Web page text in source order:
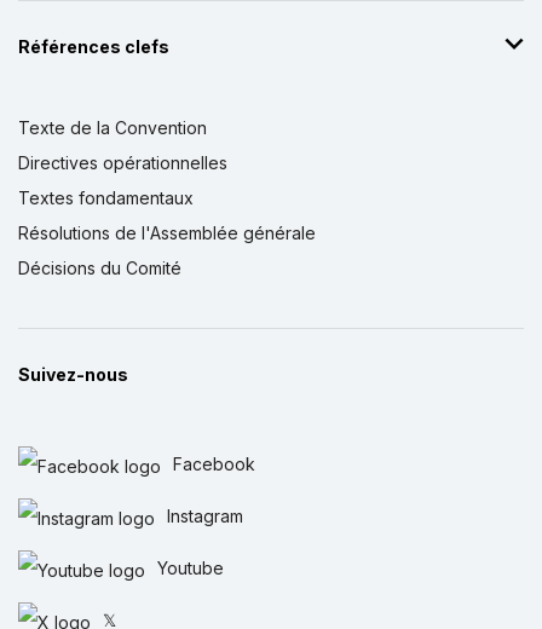
Références clefs
Texte de la Convention
Directives opérationnelles
Textes fondamentaux
Résolutions de l'Assemblée générale
Décisions du Comité
Suivez-nous
Facebook
Instagram
Youtube
𝕏